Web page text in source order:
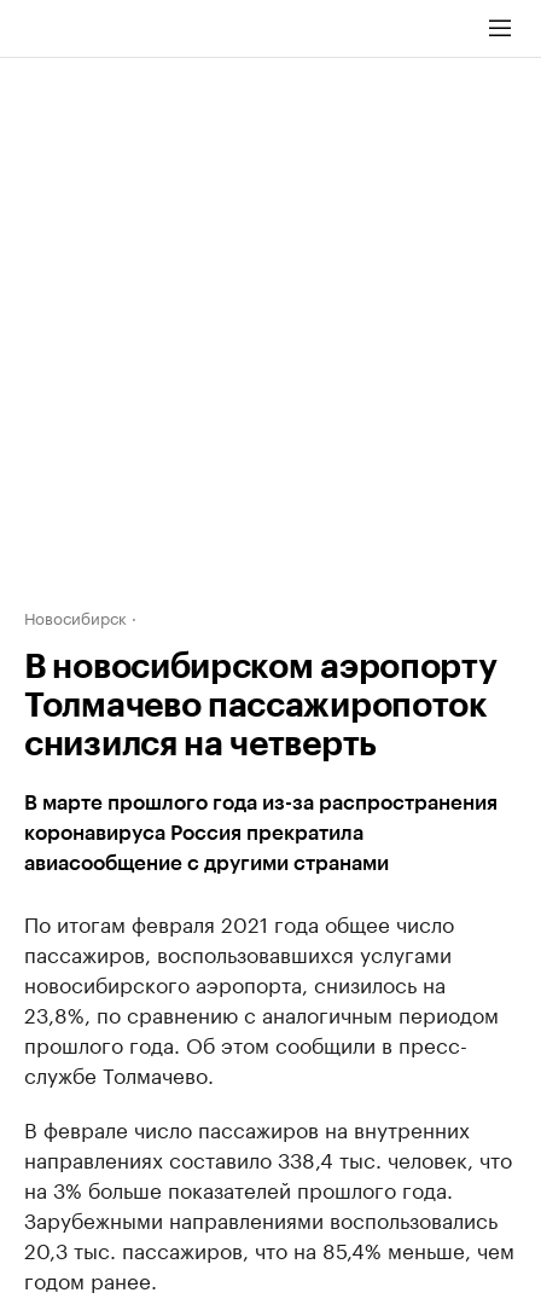
Новосибирск
В новосибирском аэропорту
Толмачево пассажиропоток
снизился на четверть
В марте прошлого года из-за распространения
коронавируса Россия прекратила
авиасообщение с другими странами
По итогам февраля 2021 года общее число
пассажиров, воспользовавшихся услугами
новосибирского аэропорта, снизилось на
23,8%, по сравнению с аналогичным периодом
прошлого года. Об этом сообщили в пресс-
службе Толмачево.
В феврале число пассажиров на внутренних
направлениях составило 338,4 тыс. человек, что
на 3% больше показателей прошлого года.
Зарубежными направлениями воспользовались
20,3 тыс. пассажиров, что на 85,4% меньше, чем
годом ранее.